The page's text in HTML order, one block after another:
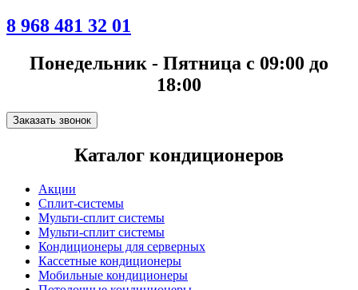
8 968 481 32 01
Понедельник - Пятница с 09:00 до
18:00
Заказать звонок
Каталог кондиционеров
Акции
Сплит-системы
Мульти-сплит системы
Мульти-сплит системы
Кондиционеры для серверных
Кассетные кондиционеры
Мобильные кондиционеры